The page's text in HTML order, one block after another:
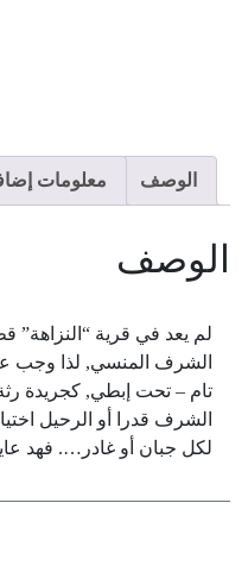
الوصف معلومات
الوصف
لم يعد في قرية
الشرف المنسي, لذا وجب
تام – تحت إبطي, كجريدة
الشرف قدرا أو الرحيل
لكل جبان أو غادر…. فهد